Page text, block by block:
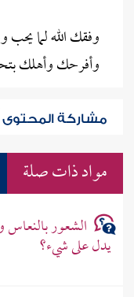
وفقك الله لما
وأفرحك وأهلك
مشاركة المحتوى
مواد ذات صلة
الشعور بالنعاس
يدل على شيء؟